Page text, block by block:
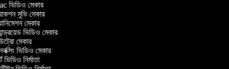
ভিডিও মেকার
মুভি মেকার
মেকার
ভিডিও মেকার
মেকার
ভিডিও মেকার
নির্মাতা